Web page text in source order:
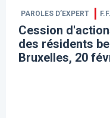
PAROLES D’EXPERT
Cession
des résidents
Bruxelles, 20